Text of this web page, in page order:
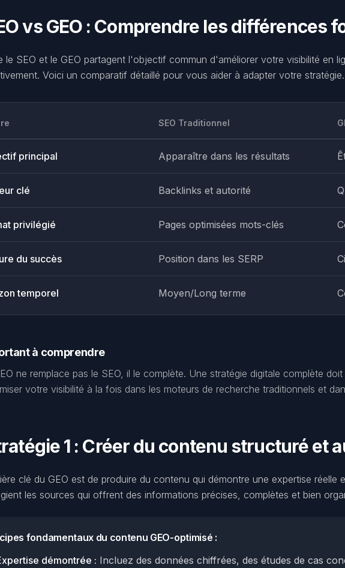
vs GEO : Comprendre les différences
le SEO et le GEO partagent l'objectif commun d'améliorer votre visibilité en
Voici un comparatif détaillé pour vous aider à adapter votre stratégie.
SEO Traditionnel
principal Apparaître dans les résultats
clé Backlinks et autorité
privilégié Pages optimisées mots-clés
du succès Position dans les SERP
temporel Moyen/Long terme
à comprendre
ne remplace pas le SEO, il le complète. Une stratégie digitale complète
votre visibilité à la fois dans les moteurs de recherche traditionnels et
1 : Créer du contenu structuré et
clé du GEO est de produire du contenu qui démontre une expertise réelle
les sources qui offrent des informations précises, complètes et bien
fondamentaux du contenu GEO-optimisé :
démontrée : Incluez des données chiffrées, des études de cas